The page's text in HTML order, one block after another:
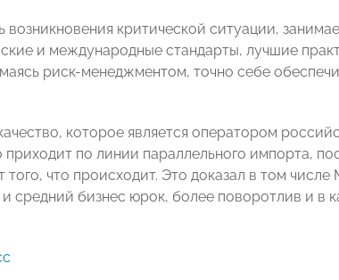
критической ситуации,
и международные стандарты, лучшие
риск-менеджментом, точно себе
которое является оператором
приходит по линии параллельного импорта,
того, что происходит. Это доказал в том
средний бизнес юрок, более поворотлив и